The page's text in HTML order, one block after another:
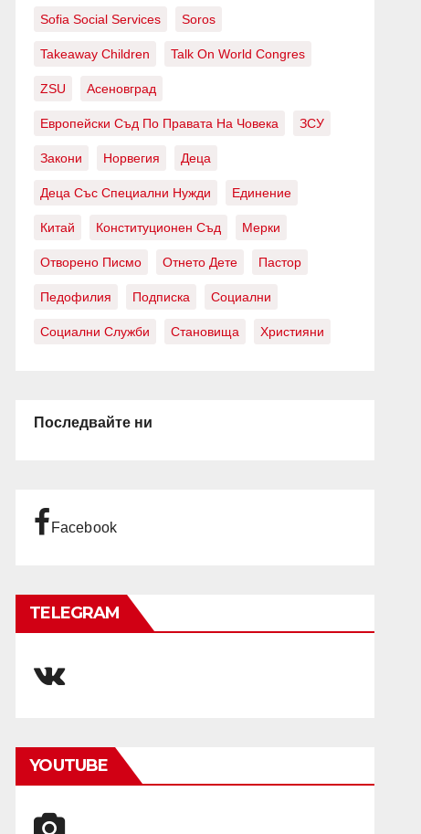
Sofia Social Services Soros
Takeaway Children Talk On World Congres
ZSU Асеновград
Европейски Съд По Правата На Човека ЗСУ
Закони Норвегия Деца
Деца Със Специални Нужди Единение
Китай Конституционен Съд Мерки
Отворено Писмо Отнето Дете Пастор
Педофилия Подписка Социални
Социални Служби Становища Християни
Последвайте ни
Facebook
TELEGRAM
YOUTUBE